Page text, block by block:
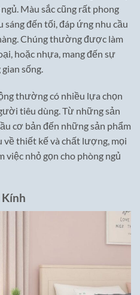
Màu sắc cũng rất phong
sáng đến tối, đáp ứng nhu cầu
Chúng thường được làm
hoặc nhựa, mang đến sự
sống.
thường có nhiều lựa chọn
tiêu dùng. Từ những sản
cơ bản đến những sản phẩm
về thiết kế và chất lượng, mọi
nhỏ gọn cho phòng ngủ
Kính